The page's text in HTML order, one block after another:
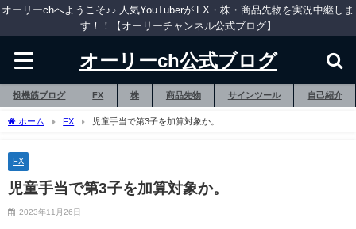
オーリーchへようこそ♪♪ 人気YouTuberが FX・株・商品先物を実況中継しま
す！！【オーリーチャンネル公式ブログ】
オーリーch公式ブログ
投機筋ブログ FX 株 商品先物 サインツール 自己紹介
ホーム FX 児童手当で第3子を加算対象か。
FX
児童手当で第3子を加算対象か。
2023年11月26日